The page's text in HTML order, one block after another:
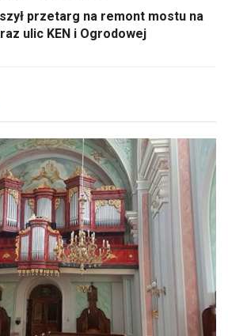
przetarg na remont mostu na
ulic KEN i Ogrodowej